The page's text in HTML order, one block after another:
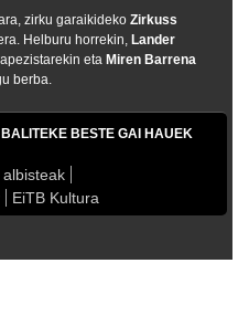
zirku garaikideko Zirkuss
Helburu horrekin, Lander
eta Miren Barrena
berba.
BESTE GAI HAUEK
EiTB Kultura